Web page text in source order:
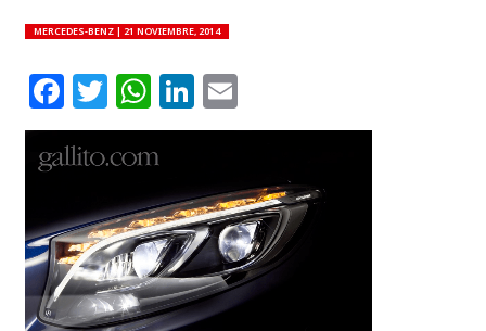
MERCEDES-BENZ | 21 NOVIEMBRE, 2014
Facebook
Twitter
WhatsApp
LinkedIn
Email